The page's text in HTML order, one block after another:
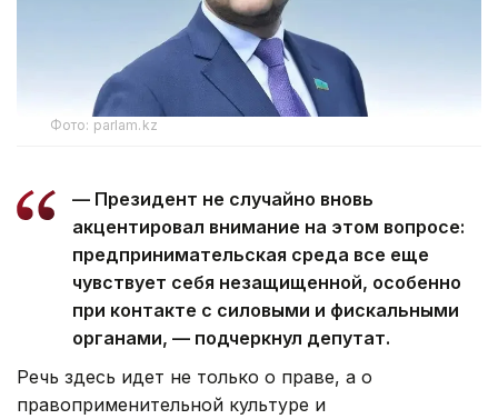
Фото: parlam.kz
— Президент не случайно вновь
акцентировал внимание на этом вопросе:
предпринимательская среда все еще
чувствует себя незащищенной, особенно
при контакте с силовыми и фискальными
органами, — подчеркнул депутат.
Речь здесь идет не только о праве, а о
правоприменительной культуре и